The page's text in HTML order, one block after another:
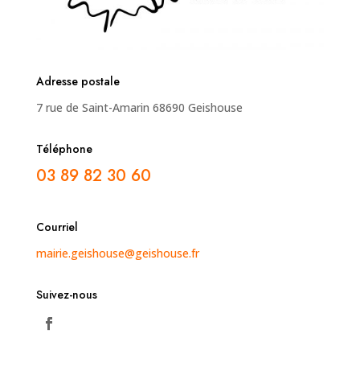
Adresse postale
7 rue de Saint-Amarin 68690 Geishouse
Téléphone
03 89 82 30 60
Courriel
mairie.geishouse@geishouse.fr
Suivez-nous